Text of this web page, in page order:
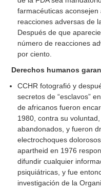
farmacéuticas
reacciones adversas de
Después de que
número de reacciones
por ciento.
Derechos humanos
CCHR fotografió y
secretos de “esclavos”
de africanos fueron
1980, contra su
abandonados, y fueron
electrochoques
apartheid en 1976
difundir cualquier
psiquiátricas, y fue
investigación de la